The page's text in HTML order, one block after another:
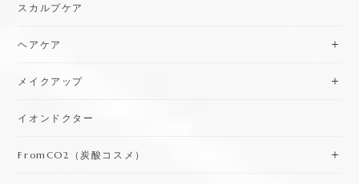
スカルプケア
ヘアケア
メイクアップ
イオンドクター
FromCO2（炭酸コスメ）